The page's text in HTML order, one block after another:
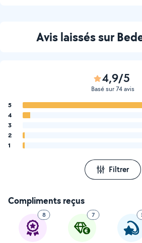
Avis laissés sur
4,9/5
Basé sur 74 avis
5
4
3
2
1
Filtrer
Compliments reçus
8 7